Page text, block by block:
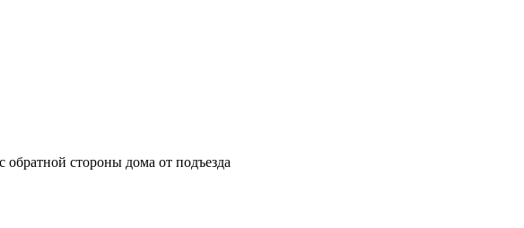
обратной стороны дома от подъезда